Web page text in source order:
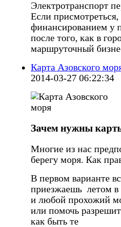
Электротранспорт
Если
финансированием у
после того, как в
маршруточный
Карта Азовского
2014-03-27 06:22:34
Зачем нужны
Многие из нас
берегу моря. Как
В первом варианте
приезжаешь летом
и любой прохожий
или помочь
как быть те